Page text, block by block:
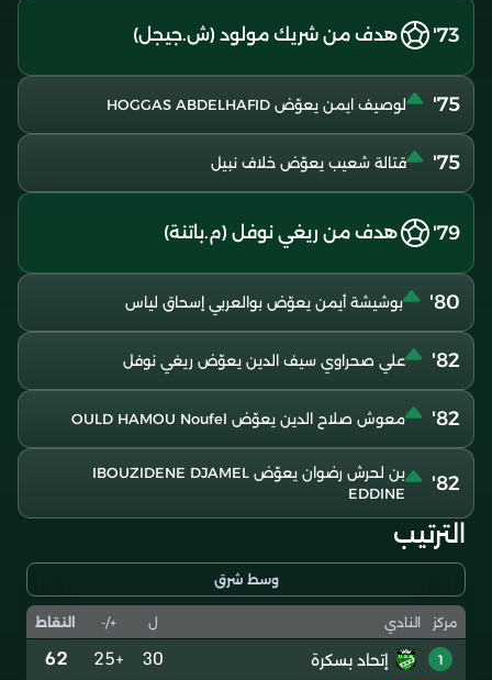
73' هدف من شريك مولود (ش.جيجل)
75' لوصيف ايمن يعوّض HOGGAS ABDELHAFID
75' قتالة شعيب يعوّض خلاف نبيل
79' هدف من ريغي نوفل (م.باتنة)
80' بوشيشة أيمن يعوّض بوالعربي إسحاق لياس
82' علي صحراوي سيف الدين يعوّض ريغي نوفل
82' معوش صلاح الدين يعوّض OULD HAMOU Noufel
82'
بن لحرش رضوان يعوّض IBOUZIDENE DJAMEL
EDDINE
الترتيب
وسط شرق
مركز النادي ل +/- النقاط
1 إتحاد بسكرة 30
+25
62